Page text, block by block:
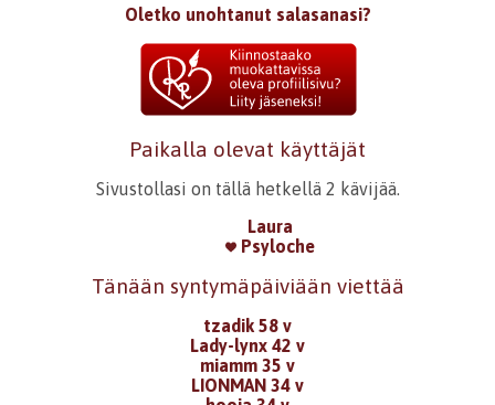
Oletko unohtanut salasanasi?
Paikalla olevat käyttäjät
Sivustollasi on tällä hetkellä 2 kävijää.
Laura
Psyloche
Tänään syntymäpäiviään viettää
tzadik 58 v
Lady-lynx 42 v
miamm 35 v
LIONMAN 34 v